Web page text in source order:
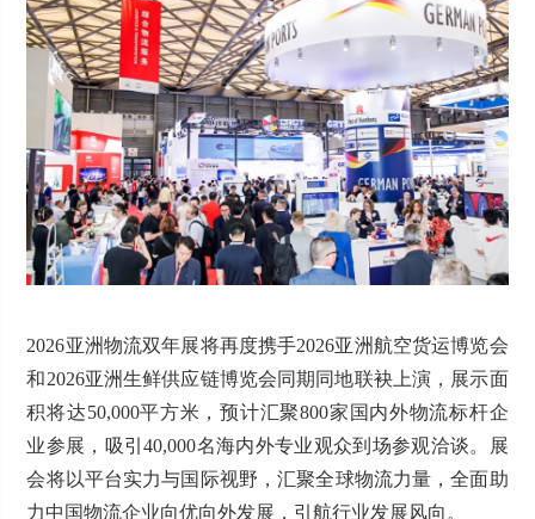
2026亚洲物流双年展将再度携手2026亚洲航空货运博览会
和2026亚洲生鲜供应链博览会同期同地联袂上演，展示面
积将达50,000平方米，预计汇聚800家国内外物流标杆企
业参展，吸引40,000名海内外专业观众到场参观洽谈。展
会将以平台实力与国际视野，汇聚全球物流力量，全面助
力中国物流企业向优向外发展，引航行业发展风向。